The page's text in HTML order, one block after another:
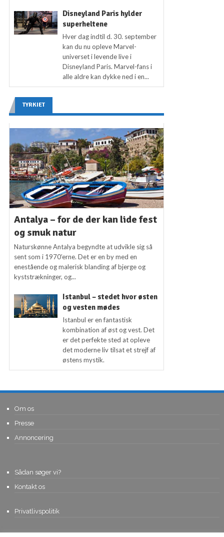
Disneyland Paris hylder
superheltene
Hver dag indtil d. 30. september
kan du nu opleve Marvel-
universet i levende live i
Disneyland Paris. Marvel-fans i
alle aldre kan dykke ned i en...
TYRKIET
Antalya – for de der kan lide fest
og smuk natur
Naturskønne Antalya begyndte at udvikle sig så
sent som i 1970’erne. Det er en by med en
enestående og malerisk blanding af bjerge og
kyststrækninger, og...
Istanbul – stedet hvor østen
og vesten mødes
Istanbul er en fantastisk
kombination af øst og vest. Det
er det perfekte sted at opleve
det moderne liv tilsat et strejf af
østens mystik.
Om os
Presse
Annoncering
Sådan søger vi?
Kontakt os
Privatlivspolitik